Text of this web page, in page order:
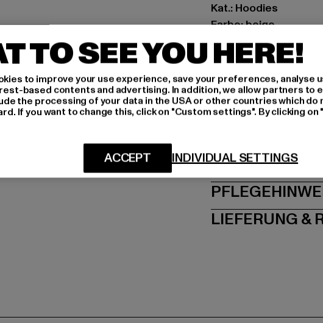
Kat.: Hoodies
Farbe: beige
Hersteller Farbe:
Art.Nr:
Hersteller: Dropsize
Motzener Straße 6 |
GRÖSSE
LIEFERUNG &
TO SEE YOU HERE!
to improve your use experience, save your preferences, analyse
based contents and advertising. In addition, we allow partners to
the processing of your data in the USA or other countries which do
If you want to change this, click on "Custom settings". By clicking
INDIVIDUAL SETTINGS
ACCEPT